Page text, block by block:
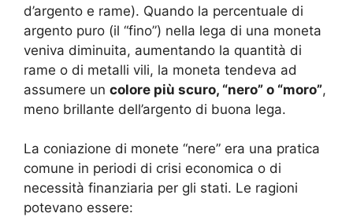
d’argento e rame). Quando la percentuale di
argento puro (il “fino”) nella lega di una moneta
veniva diminuita, aumentando la quantità di
rame o di metalli vili, la moneta tendeva ad
assumere un colore più scuro, “nero” o “moro”,
meno brillante dell’argento di buona lega.
La coniazione di monete “nere” era una pratica
comune in periodi di crisi economica o di
necessità finanziaria per gli stati. Le ragioni
potevano essere: